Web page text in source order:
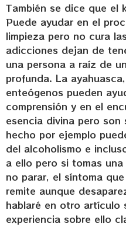
También se dice que el
Puede ayudar en el
limpieza pero no cura
adicciones dejan de
una persona a raíz de
profunda. La
enteógenos pueden
comprensión y en el
esencia divina pero son
hecho por ejemplo
del alcoholismo e
a ello pero si tomas
no parar, el síntoma
remite aunque
hablaré en otro artículo
experiencia sobre ello